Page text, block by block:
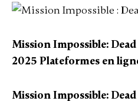
Mission Impossible:
2025 Plateformes en
Mission Impossible: